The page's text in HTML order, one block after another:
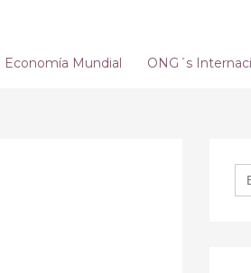
Economía Mundial ONG´s